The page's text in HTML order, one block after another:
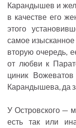
Карандышев и
в качестве его
этого
самое
вторую очередь,
от любви к
циник
Карандышева, да
У Островского —
есть так или